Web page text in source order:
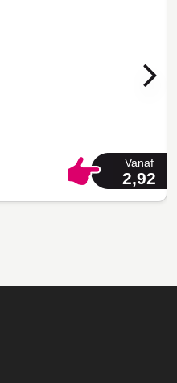
Vanaf
2,92